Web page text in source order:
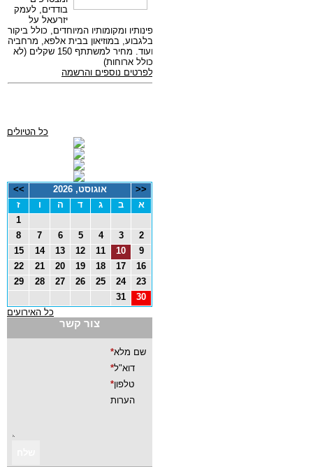
כל הטיולים
<< אוגוסט, 2026
>>
א
ב ג ד ה ו
ז
1
2
3
4
5
6
7
8
9
10
11
12
13
14
15
16
17
18
19
20
21
22
23
24
25
26
27
28
29
30
31
כל האירועים
צור קשר